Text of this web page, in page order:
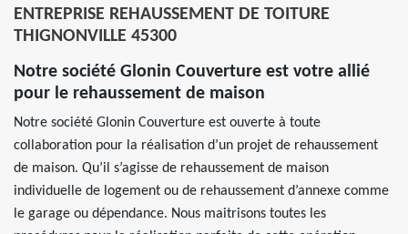
ENTREPRISE REHAUSSEMENT DE TOITURE
THIGNONVILLE 45300
Notre société Glonin Couverture est votre allié
pour le rehaussement de maison
Notre société Glonin Couverture est ouverte à toute
collaboration pour la réalisation d’un projet de rehaussement
de maison. Qu’il s’agisse de rehaussement de maison
individuelle de logement ou de rehaussement d’annexe comme
le garage ou dépendance. Nous maitrisons toutes les